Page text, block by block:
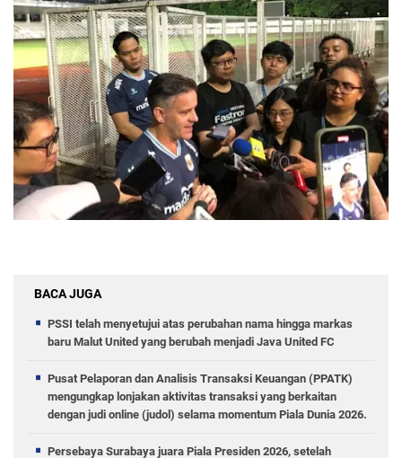
BACA JUGA
PSSI telah menyetujui atas perubahan nama hingga markas
baru Malut United yang berubah menjadi Java United FC
Pusat Pelaporan dan Analisis Transaksi Keuangan (PPATK)
mengungkap lonjakan aktivitas transaksi yang berkaitan
dengan judi online (judol) selama momentum Piala Dunia 2026.
Persebaya Surabaya juara Piala Presiden 2026, setelah